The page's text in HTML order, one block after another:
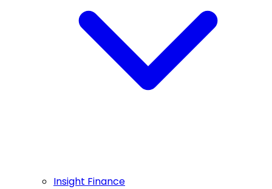
Insight Finance